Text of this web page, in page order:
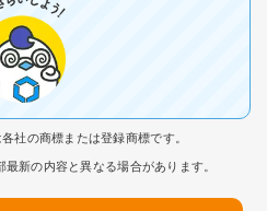
社の商標または登録商標です。
新の内容と異なる場合があります。